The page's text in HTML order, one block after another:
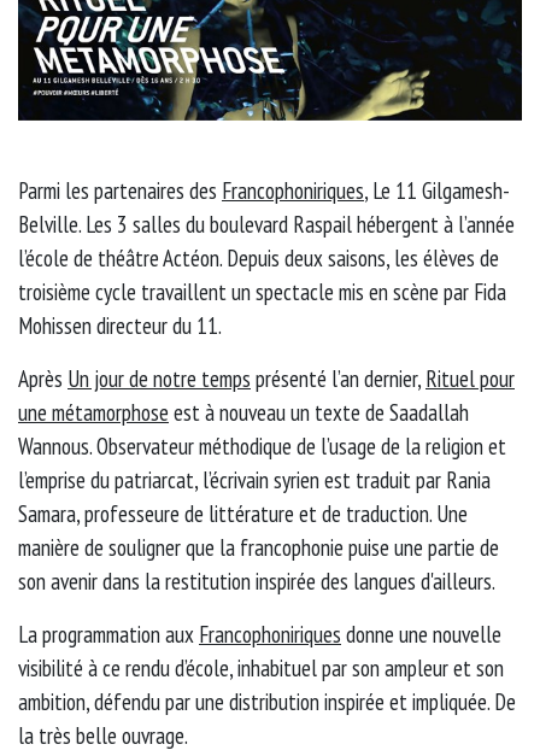
Parmi les partenaires des Francophoniriques, Le 11 Gilgamesh-
Belville. Les 3 salles du boulevard Raspail hébergent à l’année
l’école de théâtre Actéon. Depuis deux saisons, les élèves de
troisième cycle travaillent un spectacle mis en scène par Fida
Mohissen directeur du 11.
Après Un jour de notre temps présenté l’an dernier, Rituel pour
une métamorphose est à nouveau un texte de Saadallah
Wannous. Observateur méthodique de l’usage de la religion et
l’emprise du patriarcat, l’écrivain syrien est traduit par Rania
Samara, professeure de littérature et de traduction. Une
manière de souligner que la francophonie puise une partie de
son avenir dans la restitution inspirée des langues d'ailleurs.
La programmation aux Francophoniriques donne une nouvelle
visibilité à ce rendu d’école, inhabituel par son ampleur et son
ambition, défendu par une distribution inspirée et impliquée. De
la très belle ouvrage.